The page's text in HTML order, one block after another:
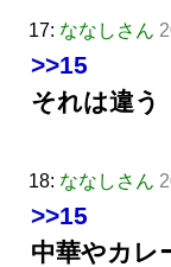
17: ななしさん
>>15
それは違う
18: ななしさん
>>15
中華やカレ